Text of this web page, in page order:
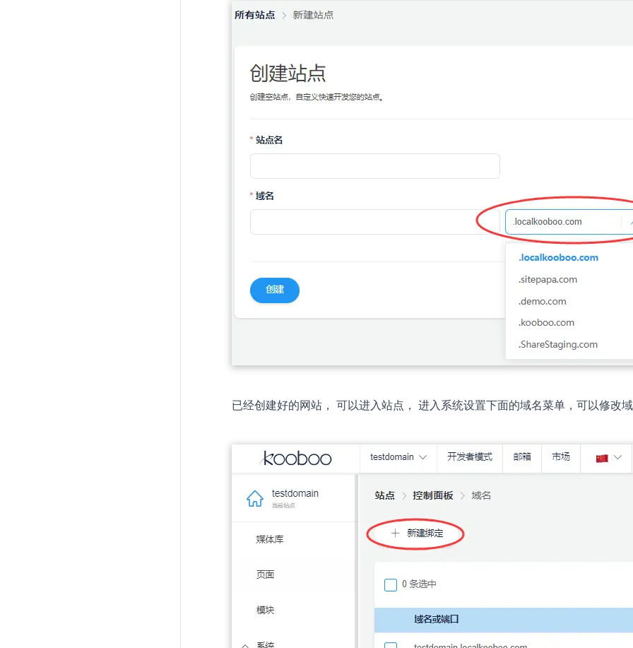
已经创建好的网站， 可以进入站点， 进入系统设置下面的域名菜单，可以修改